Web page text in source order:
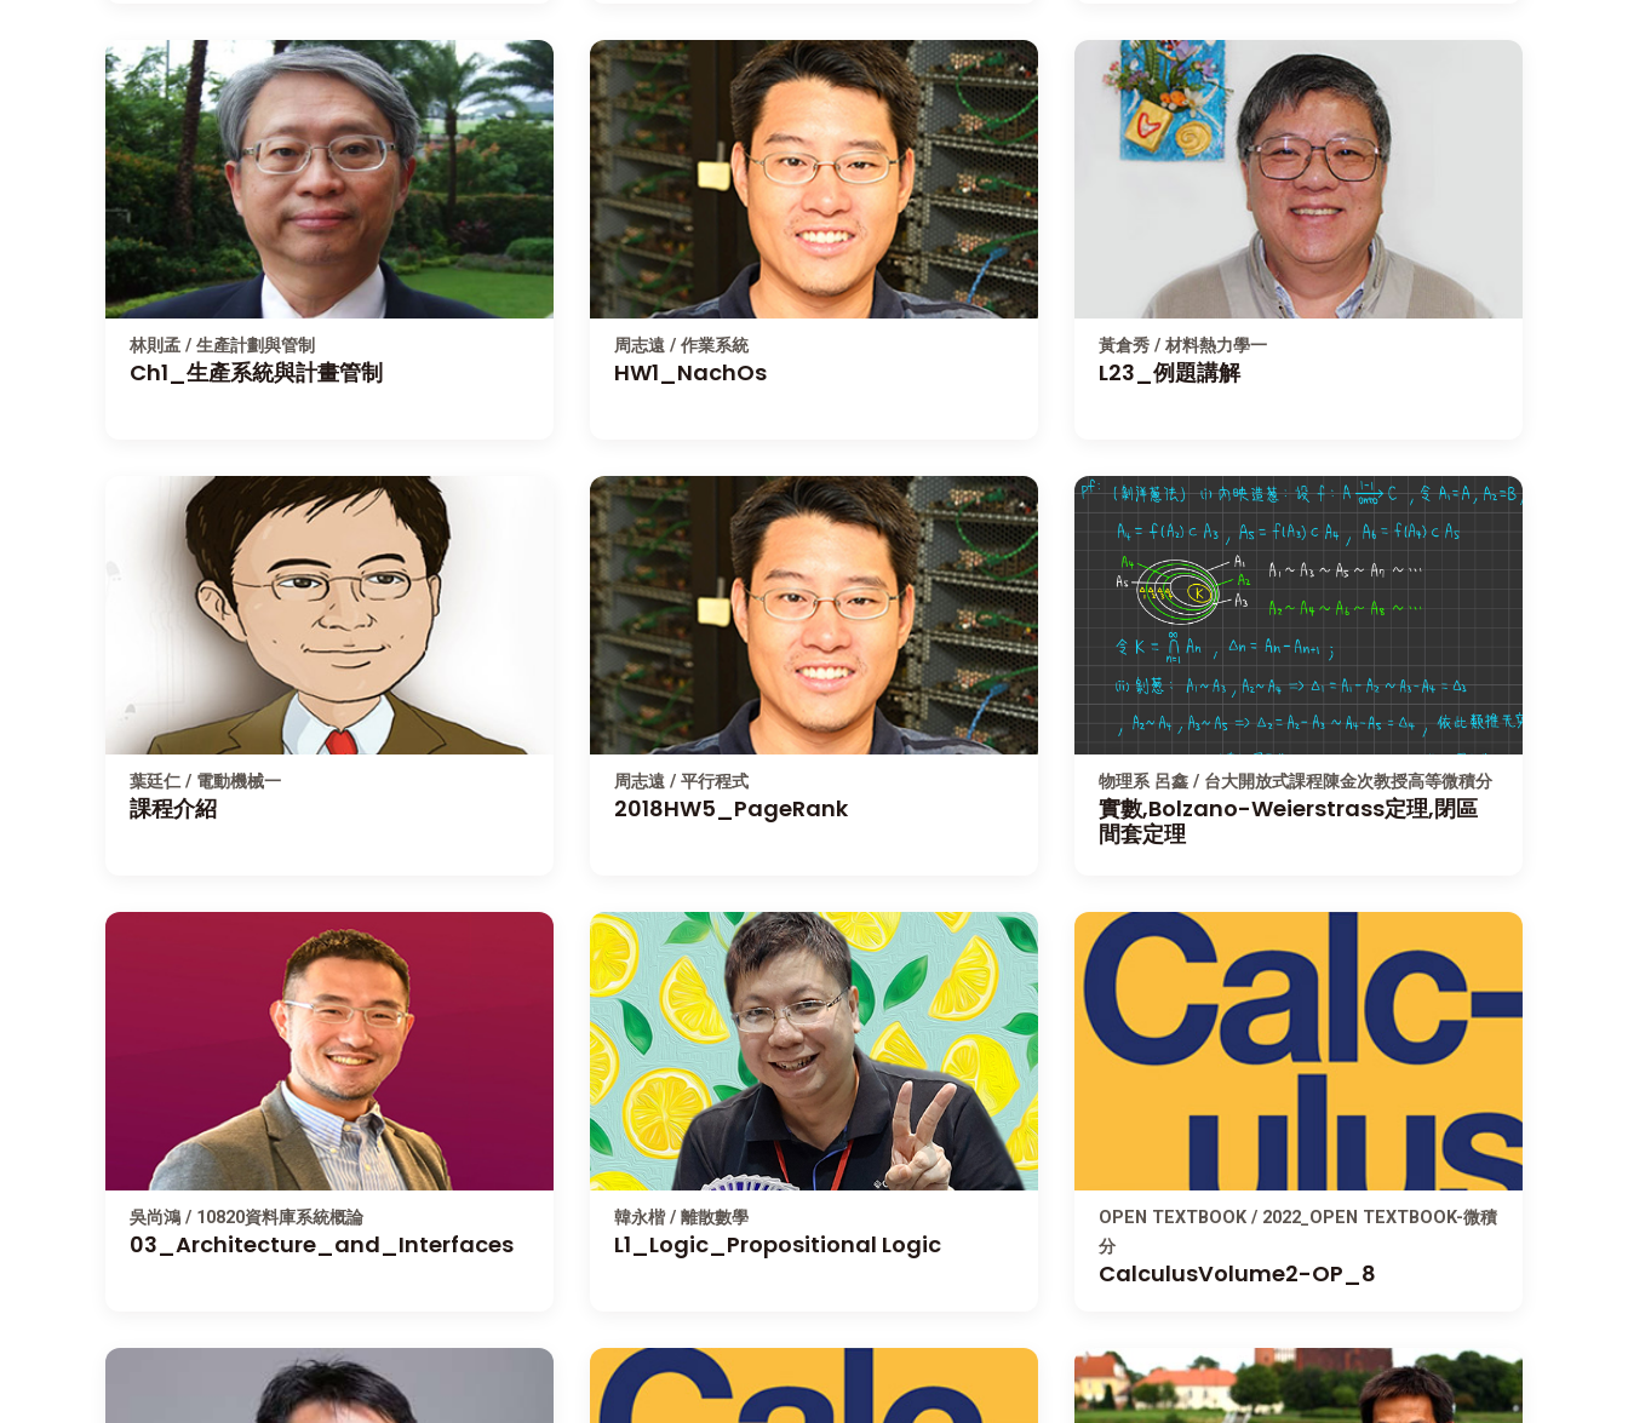
林則孟 / 生產計劃與管制
Ch1_生產系統與計畫管制
周志遠 / 作業系統
HW1_NachOs
黃倉秀 / 材料熱力學一
L23_例題講解
葉廷仁 / 電動機械一
課程介紹
周志遠 / 平行程式
2018HW5_PageRank
物理系 呂鑫 / 台大開放式課程陳金次教授高等微積分
實數,Bolzano-Weierstrass定理,閉區
間套定理
吳尚鴻 / 10820資料庫系統概論
03_Architecture_and_Interfaces
韓永楷 / 離散數學
L1_Logic_Propositional Logic
OPEN TEXTBOOK / 2022_OPEN TEXTBOOK-微積
分
CalculusVolume2-OP_8